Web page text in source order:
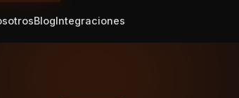
BlogIntegraciones